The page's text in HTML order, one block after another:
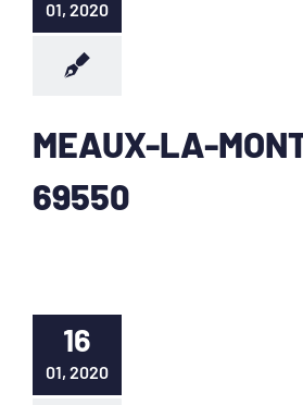
01, 2020
MEAUX-LA-
69550
16
01, 2020